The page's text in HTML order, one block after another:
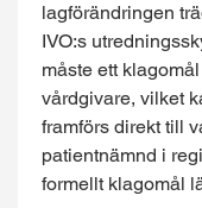
lagförändringen
IVO:s
måste ett
vårdgivare, vilket
framförs direkt till
patientnämnd i
formellt klagomål